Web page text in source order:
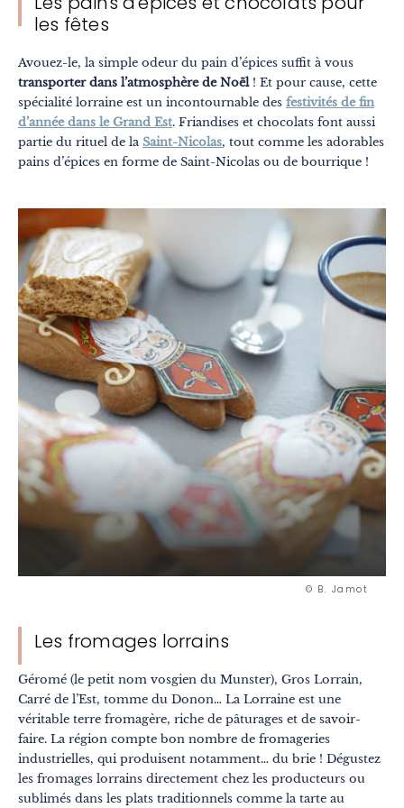
les fêtes
Avouez-le, la simple odeur du pain d’épices suffit à vous
transporter dans l’atmosphère de Noël! Et pour cause, cette
spécialité lorraine est un incontournable des festivités de fin
d’année dans le Grand Est. Friandises et chocolats font aussi
partie du rituel de la Saint-Nicolas, tout comme les adorables
pains d’épices en forme de Saint-Nicolas ou de bourrique !
© B. Jamot
Les fromages lorrains
Géromé (le petit nom vosgien du Munster), Gros Lorrain,
Carré de l’Est, tomme du Donon… La Lorraine est une
véritable terre fromagère, riche de pâturages et de savoir-
faire. La région compte bon nombre de fromageries
industrielles, qui produisent notamment… du brie ! Dégustez
les fromages lorrains directement chez les producteurs ou
sublimés dans les plats traditionnels comme la tarte au